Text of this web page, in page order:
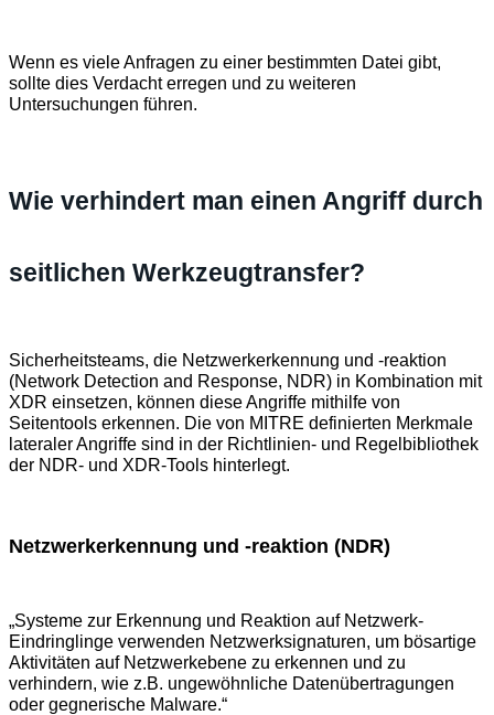
Wenn es viele Anfragen zu einer bestimmten Datei gibt,
sollte dies Verdacht erregen und zu weiteren
Untersuchungen führen.
Wie verhindert man einen Angriff durch
seitlichen Werkzeugtransfer?
Sicherheitsteams, die Netzwerkerkennung und -reaktion
(Network Detection and Response, NDR) in Kombination mit
XDR einsetzen, können diese Angriffe mithilfe von
Seitentools erkennen. Die von MITRE definierten Merkmale
lateraler Angriffe sind in der Richtlinien- und Regelbibliothek
der NDR- und XDR-Tools hinterlegt.
Netzwerkerkennung und -reaktion (NDR)
„Systeme zur Erkennung und Reaktion auf Netzwerk-
Eindringlinge verwenden Netzwerksignaturen, um bösartige
Aktivitäten auf Netzwerkebene zu erkennen und zu
verhindern, wie z.B. ungewöhnliche Datenübertragungen
oder gegnerische Malware.“